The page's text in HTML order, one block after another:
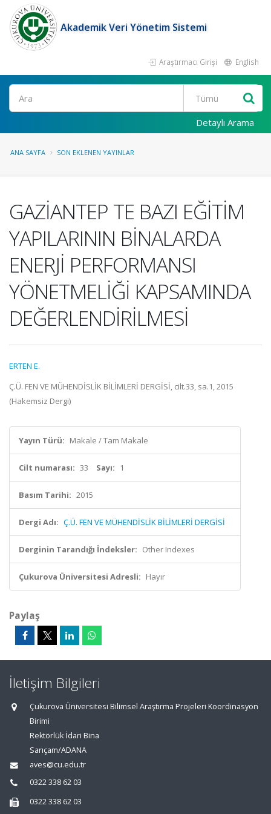
Akademik Veri Yönetim Sistemi
Araştırmacı Girişi English
Ara
Detaylı Arama
ANA SAYFA SON EKLENEN YAYINLAR
GAZİANTEP TE BAZI EĞİTİM
YAPILARININ BİNALARDA
ENERJİ PERFORMANSI
YÖNETMELİĞİ KAPSAMINDA
DEĞERLENDİRİLMESİ
ERTEN E.
Ç.Ü. FEN VE MÜHENDİSLİK BİLİMLERİ DERGİSİ, cilt.33, sa.1, 2015
(Hakemsiz Dergi)
Yayın Türü: Makale / Tam Makale
Cilt numarası: 33 Sayı: 1
Basım Tarihi: 2015
Dergi Adı: Ç.Ü. FEN VE MÜHENDİSLİK BİLİMLERİ DERGİSİ
Derginin Tarandığı İndeksler: Other Indexes
Çukurova Üniversitesi Adresli: Hayır
Paylaş
İletişim Bilgileri
Çukurova Üniversitesi Bilimsel Araştırma Projeleri Koordinasyon
Birimi
Rektörlük İdari Bina
Sarıçam/ADANA
aves@cu.edu.tr
0322 338 62 03
0322 338 62 03